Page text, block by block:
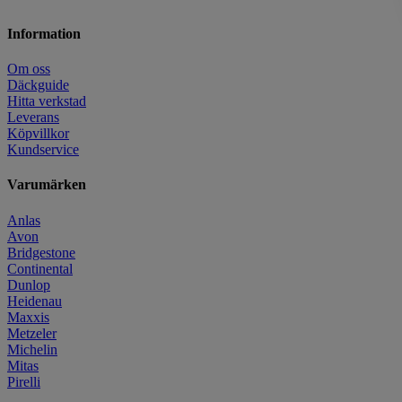
Information
Om oss
Däckguide
Hitta verkstad
Leverans
Köpvillkor
Kundservice
Varumärken
Anlas
Avon
Bridgestone
Continental
Dunlop
Heidenau
Maxxis
Metzeler
Michelin
Mitas
Pirelli